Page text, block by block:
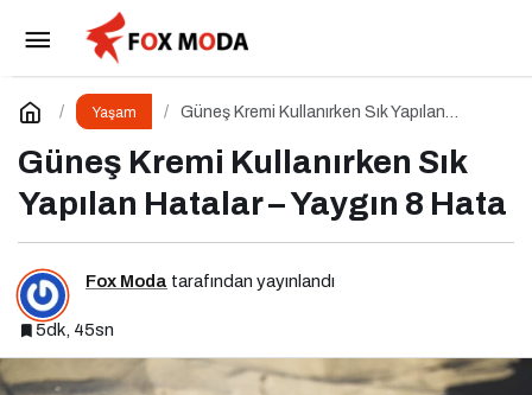
Yaşam
Güneş Kremi Kullanırken Sık Yapılan
Güneş Kremi Kullanırken Sık
Yapılan Hatalar – Yaygın 8 Hata
Fox Moda tarafından yayınlandı
5dk, 45sn
Yenidoğan Alışveriş Listesi
Yorum Yap